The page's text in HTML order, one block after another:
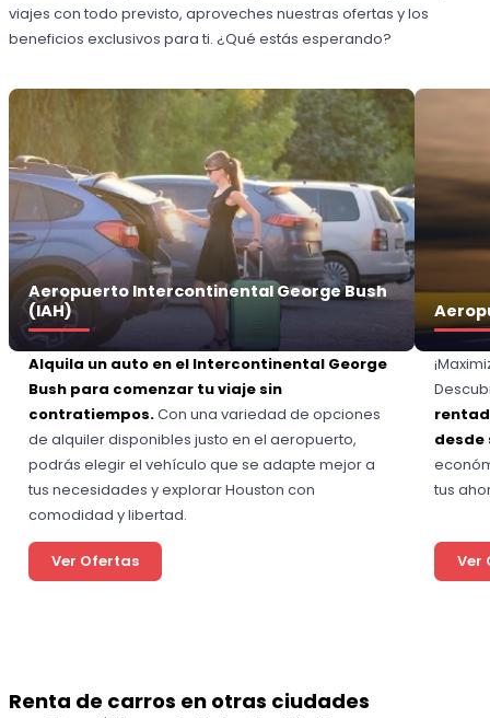
viajes con todo previsto, aproveches nuestras ofertas y los
beneficios exclusivos para ti. ¿Qué estás esperando?
Aeropuerto Intercontinental George Bush
(IAH)
Alquila un auto en el Intercontinental George
Bush para comenzar tu viaje sin
contratiempos.Con una variedad de opciones
de alquiler disponibles justo en el aeropuerto,
podrás elegir el vehículo que se adapte mejor a
tus necesidades y explorar Houston con
comodidad y libertad.
Ver Ofertas
desde
tus
Ver
Renta de carros en otras ciudades